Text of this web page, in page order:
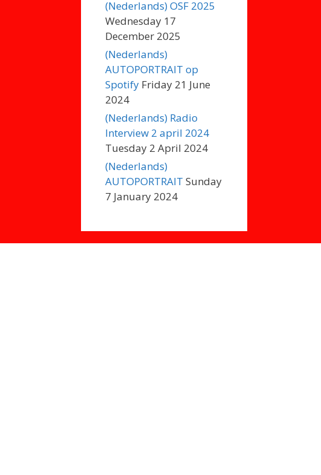
(Nederlands) OSF 2025
Wednesday 17
December 2025
(Nederlands)
AUTOPORTRAIT op
Spotify Friday 21 June
2024
(Nederlands) Radio
Interview 2 april 2024
Tuesday 2 April 2024
(Nederlands)
AUTOPORTRAIT Sunday
7 January 2024